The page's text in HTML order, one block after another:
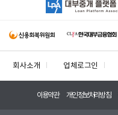
회사소개 업체로그인
이용약관 개인정보처리방침